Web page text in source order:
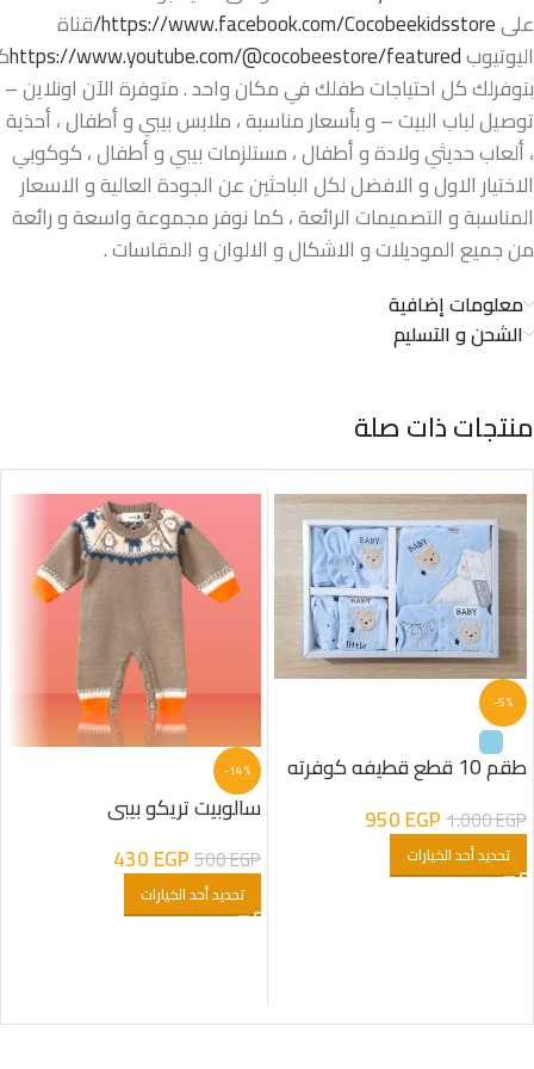
علىhttps://www.facebook.com/Cocobeekidsstore/ قناة
اليوتيوبhttps://www.youtube.com/@cocobeestore/featured
بتوفرلك كل احتياجات طفلك في مكان واحد . متوفرة الآن اونلاين –
توصيل لباب البيت – و بأسعار مناسبة ، ملابس بيبي و أطفال ، أحذية
، ألعاب حديثي ولادة و أطفال ، مستلزمات بيبي و أطفال ، كوكوبي
الاختيار الاول و الافضل لكل الباحثين عن الجودة العالية و الاسعار
المناسبة و التصميمات الرائعة ، كما نوفر مجموعة واسعة و رائعة
من جميع الموديلات و الاشكال و الالوان و المقاسات .
معلومات إضافية
الشحن و التسليم
منتجات ذات صلة
-5%
طقم 10 قطع قطيفه كوفرته
مبطنه فرو شكل دب اولادى
1.000EGP
950EGP
تحديد أحد الخيارات
-14%
سالوبيت تريكو بيبى
500EGP
430EGP
تحديد أحد الخيارات